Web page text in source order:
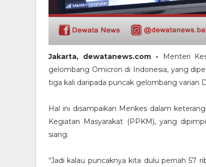
Jakarta, dewatanews.com -
Menteri
gelombang Omicron di Indonesia, yang
tiga kali daripada puncak gelombang varian
Hal ini disampaikan Menkes dalam
Kegiatan Masyarakat (PPKM), yang
siang.
“Jadi kalau puncaknya kita dulu pernah 57